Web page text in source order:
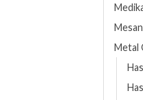
Metal